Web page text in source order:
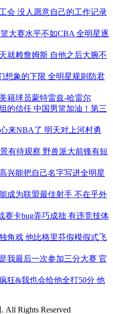
工会 没人愿意自己的工作记录
篮大赛水平不如CBA 全明星逐
天就赖詹姆斯 自他之后大腕不
想象的下限 全明星规则防君
美籍球员蒙特雷兹-哈雷尔
组的信任 中国男篮加油！第三
心来NBA了 明天对上河村勇
景有待观察 野兽派大前锋有短
很高兴能把自己名字写进全明星
我能成为联盟最佳射手 不在乎外
赛卡bug弄巧成拙 有违竞技体
独角戏 他比格里芬假模假式飞
这是我最后一次参加三分大赛 官
疯狂&我也会给他全打50分 他
All Rights Reserved